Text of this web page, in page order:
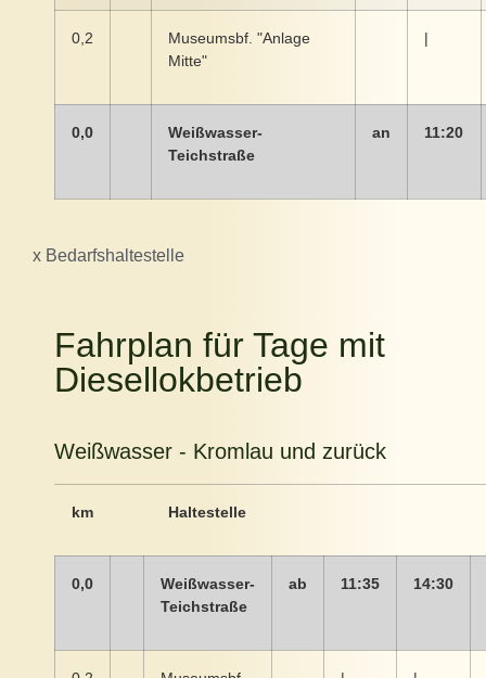
0,2
Museumsbf. "Anlage
Mitte"
|
0,0
Weißwasser-
Teichstraße
an 11:20
x Bedarfshaltestelle
Fahrplan für Tage mit
Diesellokbetrieb
Weißwasser - Kromlau und zurück
km Haltestelle
0,0
Weißwasser-
Teichstraße
ab 11:35 14:30